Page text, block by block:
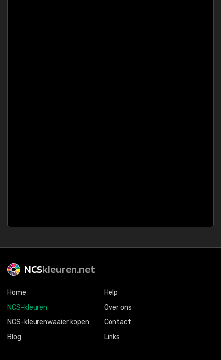
NCSkleuren.net
Home
NCS-kleuren
NCS-kleurenwaaier kopen
Blog
Help
Over ons
Contact
Links